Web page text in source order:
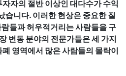
자의 절반 이상인 대다수가 수익
습니다. 이러한 현상은 중요한 질
들과 허우적거리는 사람들을 구
변동 분야의 전문가들은 세 가지
영역에서 많은 사람들의 몰락이